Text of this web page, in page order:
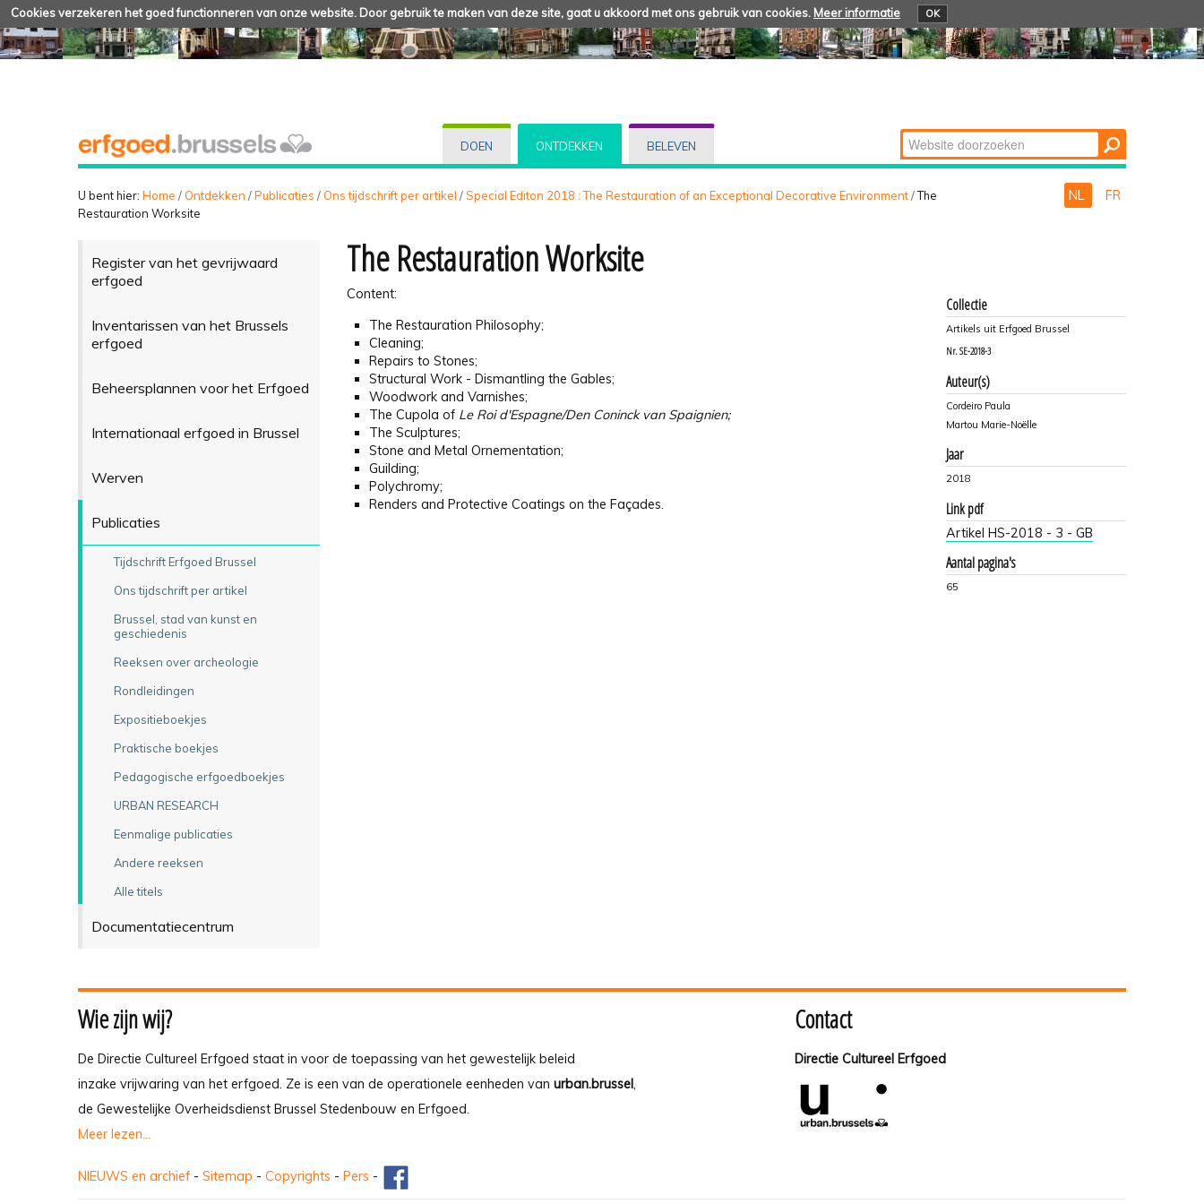
Cookies verzekeren het goed functionneren van onze website. Door gebruik te maken van deze site, gaat u akkoord met ons gebruik van cookies. Meer informatie OK
DOEN ONTDEKKEN BELEVEN Zoek
Geavanceerd
U bent hier: Home / Ontdekken /Publicaties / Ons tijdschrift per artikel /Special Editon 2018 : The Restauration of an Exceptional Decorative Environment/The
Restauration Worksite
NL FR
Register van het gevrijwaard
erfgoed
Inventarissen van het Brussels
erfgoed
Beheersplannen voor het Erfgoed
Internationaal erfgoed in Brussel
Werven
Publicaties
Tijdschrift Erfgoed Brussel
Ons tijdschrift per artikel
Brussel, stad van kunst en
geschiedenis
Reeksen over archeologie
Rondleidingen
Expositieboekjes
Praktische boekjes
Pedagogische erfgoedboekjes
URBAN RESEARCH
Eenmalige publicaties
Andere reeksen
Alle titels
Documentatiecentrum
The Restauration Worksite
Content:
The Restauration Philosophy;
Cleaning;
Repairs to Stones;
Structural Work - Dismantling the Gables;
Woodwork and Varnishes;
The Cupola of Le Roi d'Espagne/Den Coninck van Spaignien;
The Sculptures;
Stone and Metal Ornementation;
Guilding;
Polychromy;
Renders and Protective Coatings on the Façades.
Collectie
Artikels uit Erfgoed Brussel
Nr. SE-2018-3
Auteur(s)
Cordeiro Paula
Martou Marie-Noëlle
Jaar
2018
Link pdf
Artikel HS-2018 - 3 - GB
Aantal pagina's
65
Wie zijn wij?
De Directie Cultureel Erfgoed staat in voor de toepassing van het gewestelijk beleid
inzake vrijwaring van het erfgoed. Ze is een van de operationele eenheden van urban.brussel,
de Gewestelijke Overheidsdienst Brussel Stedenbouw en Erfgoed.
Meer lezen...
Contact
Directie Cultureel Erfgoed
NIEUWS en archief - Sitemap - Copyrights - Pers -